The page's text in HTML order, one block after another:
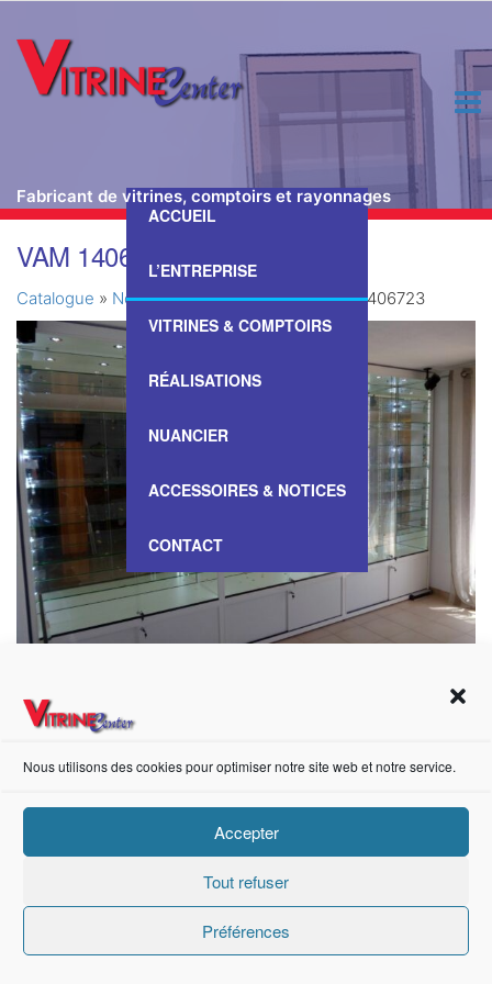
Nous utilisons des cookies pour optimiser notre site web et notre service.
Accepter
Tout refuser
Préférences
Fabricant de vitrines, comptoirs et rayonnages
ACCUEIL
L’ENTREPRISE
VITRINES & COMPTOIRS
RÉALISATIONS
NUANCIER
ACCESSOIRES & NOTICES
CONTACT
VAM 1406723
Catalogue » Nos Vitrines & Comptoirs»VAM 1406723
https://fr-fr.facebook.com/pages/category/Metal-Supplier/Vitrine-Center-1847745018840053/
Création de sites internet Advanced Informatique © 2021.